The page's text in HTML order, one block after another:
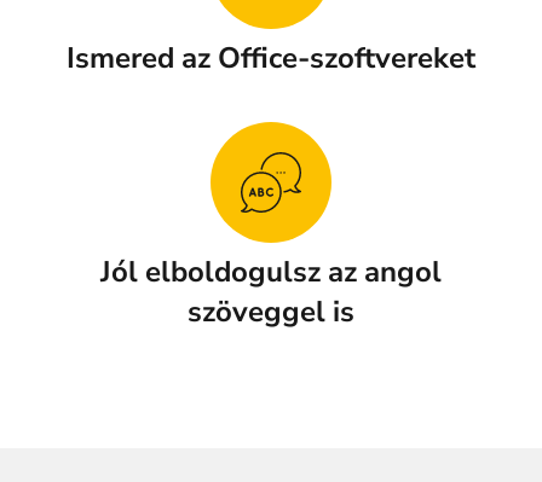
Ismered az Office-szoftvereket​
Jól elboldogulsz az angol
szöveggel is​